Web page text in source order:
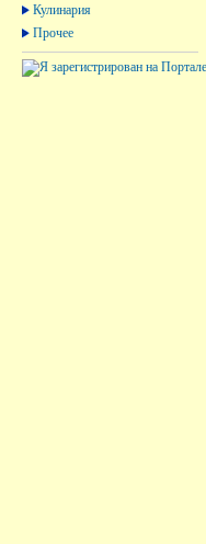
Кулинария
Прочее